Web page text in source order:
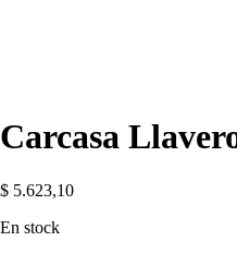
Carcasa
$ 5.623,10
En stock